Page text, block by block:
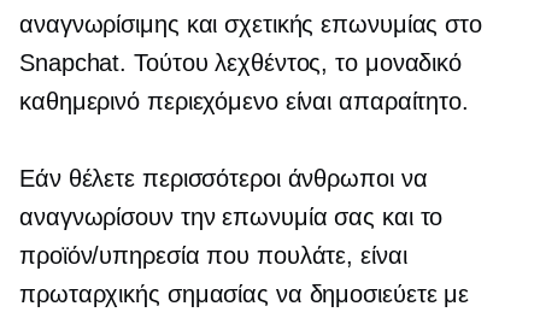
αναγνωρίσιμης και σχετικής επωνυμίας στο
Snapchat. Τούτου λεχθέντος, το μοναδικό
καθημερινό περιεχόμενο είναι απαραίτητο.
Εάν θέλετε περισσότεροι άνθρωποι να
αναγνωρίσουν την επωνυμία σας και το
προϊόν/υπηρεσία που πουλάτε, είναι
πρωταρχικής σημασίας να δημοσιεύετε με